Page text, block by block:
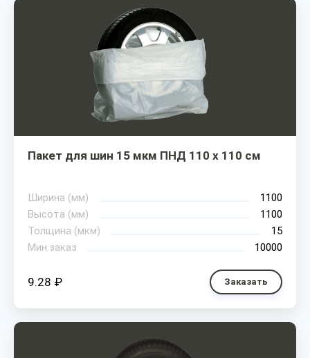
Пакет для шин 15 мкм ПНД 110 х 110 см
Ширина (мм)
1100
Высота (мм)
1100
Толщина (мкм)
15
Мин.заказ
10000
9.28 ₽ Заказать